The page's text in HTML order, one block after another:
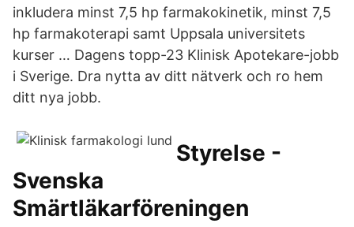
inkludera minst 7,5 hp farmakokinetik, minst 7,5
hp farmakoterapi samt Uppsala universitets
kurser … Dagens topp-23 Klinisk Apotekare-jobb
i Sverige. Dra nytta av ditt nätverk och ro hem
ditt nya jobb.
Styrelse -
Svenska
Smärtläkarföreningen